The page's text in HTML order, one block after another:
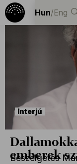
Hun/Eng
Interjú
emberek
Beszélgetés